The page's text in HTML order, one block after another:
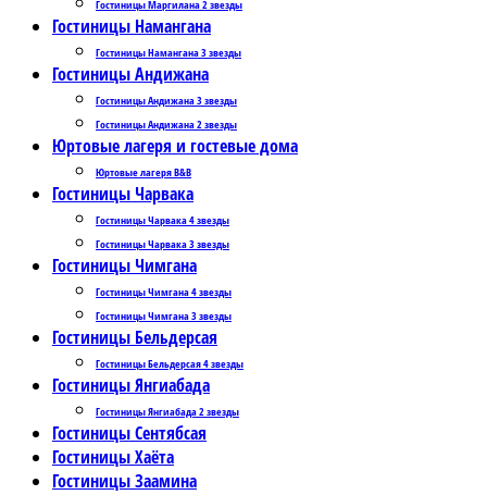
Гостиницы Маргилана 2 звезды
Гостиницы Намангана
Гостиницы Намангана 3 звезды
Гостиницы Андижана
Гостиницы Андижана 3 звезды
Гостиницы Андижана 2 звезды
Юртовые лагеря и гостевые дома
Юртовые лагеря B&B
Гостиницы Чарвака
Гостиницы Чарвака 4 звезды
Гостиницы Чарвака 3 звезды
Гостиницы Чимгана
Гостиницы Чимгана 4 звезды
Гостиницы Чимгана 3 звезды
Гостиницы Бельдерсая
Гостиницы Бельдерсая 4 звезды
Гостиницы Янгиабада
Гостиницы Янгиабада 2 звезды
Гостиницы Сентябсая
Гостиницы Хаёта
Гостиницы Заамина